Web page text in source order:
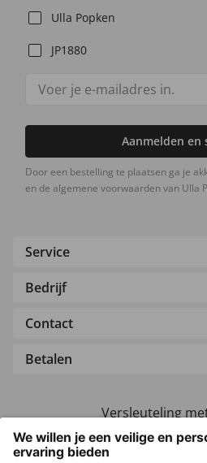
Ulla Popken
JP1880
Aanmelden en
Door een bestelling te plaatsen ga je
en de algemene voorwaarden van Ulla
Service
Bedrijf
Contact
Betalen
Versleuteling